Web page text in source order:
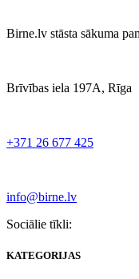
Birne.lv stāsta sākuma
Brīvības iela 197A, Rīga
+371 26 677 425
info@birne.lv
Sociālie tīkli:
KATEGORIJAS